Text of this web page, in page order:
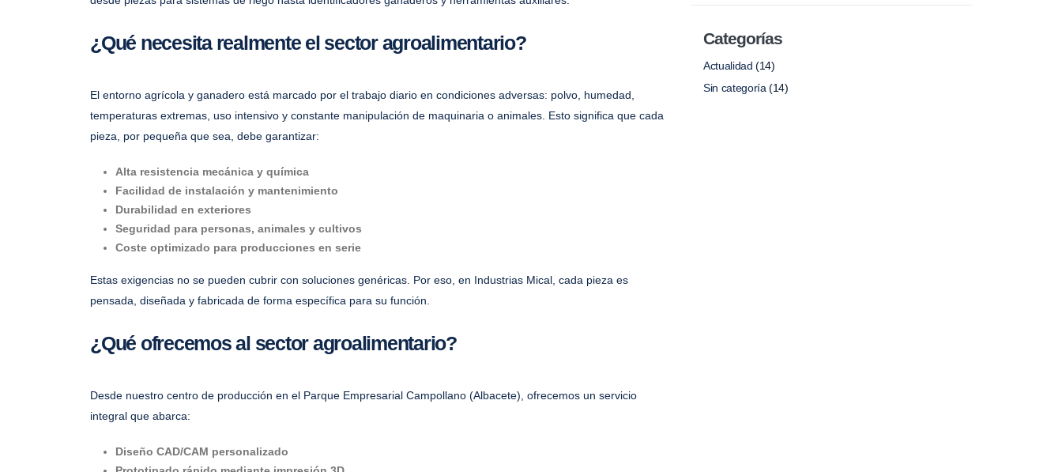
¿Qué necesita realmente el sector agroalimentario?
El entorno agrícola y ganadero está marcado por el trabajo diario en condiciones adversas: polvo, humedad,
temperaturas extremas, uso intensivo y constante manipulación de maquinaria o animales. Esto significa que cada
pieza, por pequeña que sea, debe garantizar:
Alta resistencia mecánica y química
Facilidad de instalación y mantenimiento
Durabilidad en exteriores
Seguridad para personas, animales y cultivos
Coste optimizado para producciones en serie
Estas exigencias no se pueden cubrir con soluciones genéricas. Por eso, en Industrias Mical, cada pieza es
pensada, diseñada y fabricada de forma específica para su función.
¿Qué ofrecemos al sector agroalimentario?
Desde nuestro centro de producción en el Parque Empresarial Campollano (Albacete), ofrecemos un servicio
integral que abarca:
Diseño CAD/CAM personalizado
Categorías
Actualidad (14)
Sin categoría (14)